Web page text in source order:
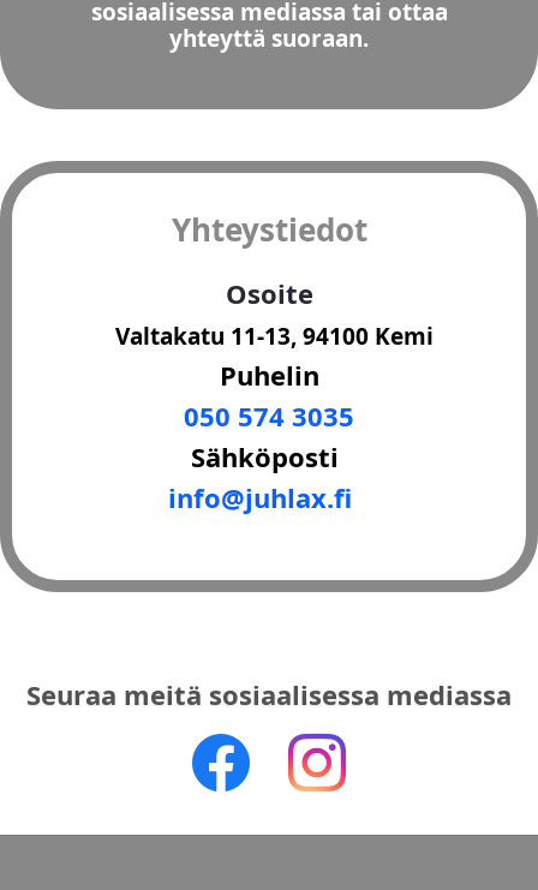
sosiaalisessa mediassa tai ottaa
yhteyttä suoraan.
Yhteystiedot
Osoite
Valtakatu 11-13, 94100 Kemi
Puhelin
050 574 3035
Sähköposti
info@juhlax.f
Seuraa meitä sosiaalisessa mediassa